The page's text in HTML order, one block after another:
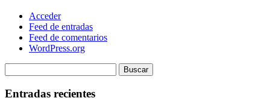
Acceder
Feed de entradas
Feed de comentarios
WordPress.org
Entradas recientes